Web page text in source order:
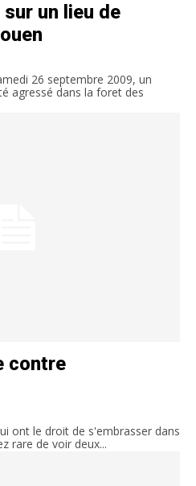
un lieu de
26 septembre 2009, un
agressé dans la foret des
contre
ont le droit de s'embrasser dans
rare de voir deux...